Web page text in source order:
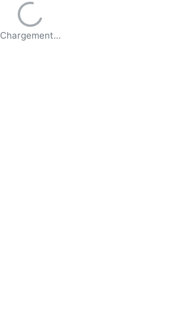
Chargement…